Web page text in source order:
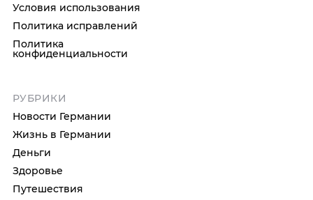
Условия использования
Политика исправлений
Политика
конфиденциальности
РУБРИКИ
Новости Германии
Жизнь в Германии
Деньги
Здоровье
Путешествия